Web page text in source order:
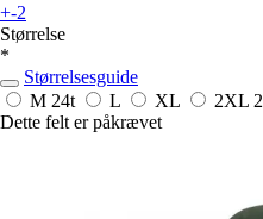
+-2
Størrelse
*
Størrelsesguide
M 24t L XL 2XL
Dette felt er påkrævet